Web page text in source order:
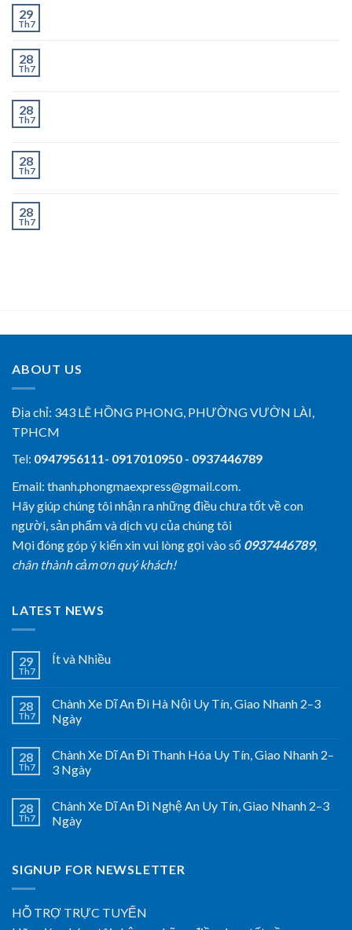
29
Th7
28
Th7
28
Th7
28
Th7
28
Th7
ABOUT US
Địa chỉ: 343 LÊ HỒNG PHONG, PHƯỜNG VƯỜN LÀI,
TPHCM
Tel: 0947956111- 0917010950 - 0937446789
Email: thanh.phongmaexpress@gmail.com.
Hãy giúp chúng tôi nhận ra những điều chưa tốt về con
người, sản phẩm và dịch vụ của chúng tôi
Mọi đóng góp ý kiến xin vui lòng gọi vào số 0937446789,
chân thành cảm ơn quý khách!
LATEST NEWS
29
Th7
Ít và Nhiều
28
Th7
Chành Xe Dĩ An Đi Hà Nội Uy Tín, Giao Nhanh 2–3
Ngày
28
Th7
Chành Xe Dĩ An Đi Thanh Hóa Uy Tín, Giao Nhanh 2–
3 Ngày
28
Th7
Chành Xe Dĩ An Đi Nghệ An Uy Tín, Giao Nhanh 2–3
Ngày
SIGNUP FOR NEWSLETTER
HỖ TRỢ TRỰC TUYẾN